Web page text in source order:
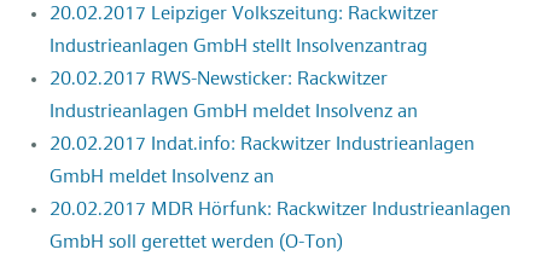
20.02.2017 Leipziger Volkszeitung: Rackwitzer
Industrieanlagen GmbH stellt Insolvenzantrag
20.02.2017 RWS-Newsticker: Rackwitzer
Industrieanlagen GmbH meldet Insolvenz an
20.02.2017 Indat.info: Rackwitzer Industrieanlagen
GmbH meldet Insolvenz an
20.02.2017 MDR Hörfunk: Rackwitzer Industrieanlagen
GmbH soll gerettet werden (O-Ton)